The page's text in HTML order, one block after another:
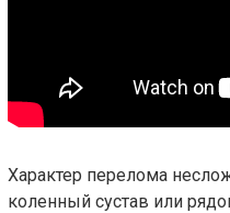
Характер перелома
коленный сустав или